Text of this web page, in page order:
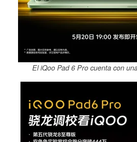
El iQoo Pad 6 Pro cuenta con